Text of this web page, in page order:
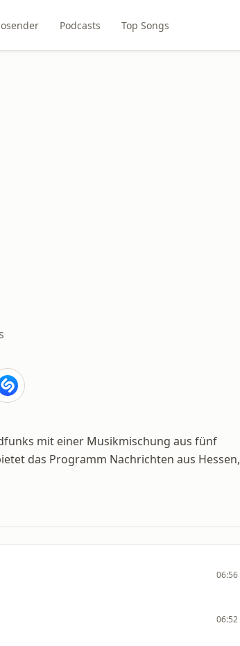
Podcasts Top Songs
mit einer Musikmischung aus fünf
das Programm Nachrichten aus Hessen,
06:56
06:52